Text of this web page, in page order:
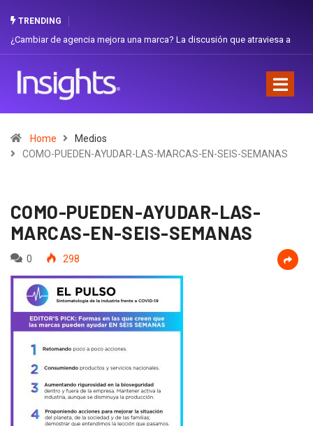
TRENDING
de agencia mejora una marca? La discusión que atraviesa a
Gabriela
Home
Medios
COMO-PUEDEN-AYUDAR-LAS-MARCAS-EN-SEIS-SEMANAS
COMO-PUEDEN-AYUDAR-LAS-
MARCAS-EN-SEIS-SEMANAS
0 298